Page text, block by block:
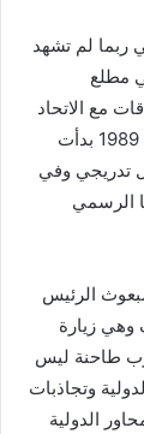
ربما لم تشهد
مطلع
مع الاتحاد
السوفيتي من جانب واحد. لكن بعد مجيئ الإنقاذ في 1989 بدأت
تدريجي وفي
الرسمي
الرئيس
وهي زيارة
طاحنة ليس
وتجاذبات
الدولية